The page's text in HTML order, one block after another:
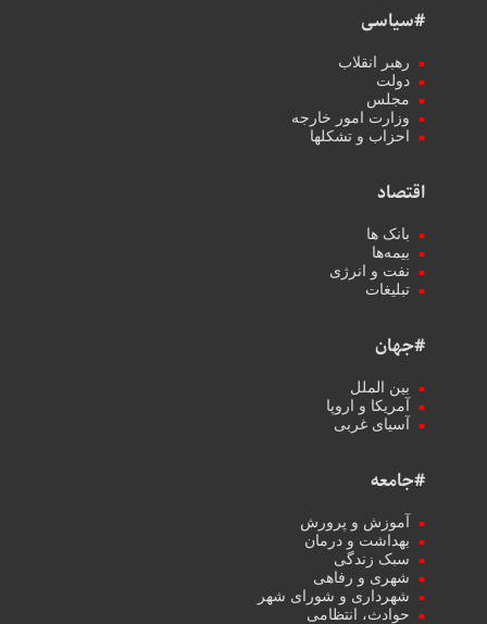
#سیاسی
رهبر انقلاب
دولت
مجلس
وزارت امور خارجه
احزاب و تشکلها
اقتصاد
بانک ها
بیمه‌ها
نفت و انرژی
تبلیغات
#جهان
بین الملل
آمریکا و اروپا
آسیای غربی
#جامعه
آموزش و پرورش
بهداشت و درمان
سبک زندگی
شهری و رفاهی
شهرداری و شورای شهر
حوادث، انتظامی